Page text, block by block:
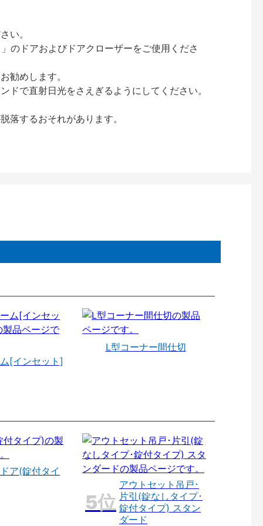
い。
のドアおよびドアクローザーをご使用くださ
勧めします。
で直射日光をさえぎるようにしてください。
するおそれがあります。
[インセット]
L型コーナー間仕切
ア(錠付タイ
アウトセット吊戸･
片引(錠なしタイプ･
錠付タイプ) スタン
ダード